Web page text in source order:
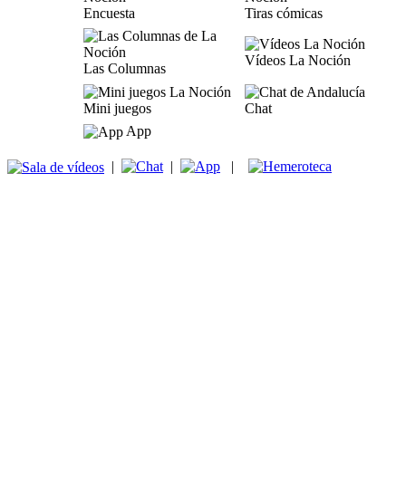
Encuesta Tiras cómicas
Las Columnas
Vídeos La Noción
Mini juegos
Chat
App
| | |